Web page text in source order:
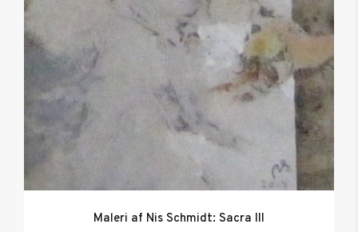
Maleri af Nis Schmidt: Sacra III